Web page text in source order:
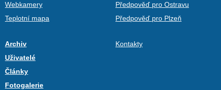
Webkamery
Teplotní mapa
Předpověď pro Ostravu
Předpověď pro Plzeň
Archiv
Uživatelé
Články
Fotogalerie
Kontakty